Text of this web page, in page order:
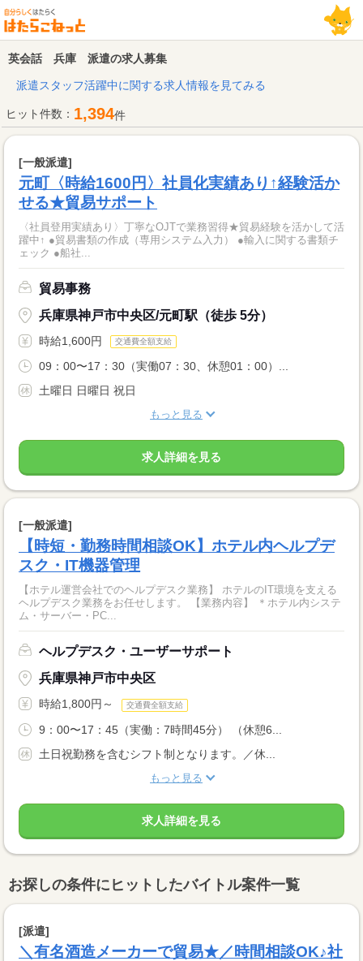
英会話 兵庫 派遣の求人募集
派遣スタッフ活躍中に関する求人情報を見てみる
ヒット件数： 1,394件
[一般派遣]
元町〈時給1600円〉社員化実績あり↑経験活か
せる★貿易サポート
〈社員登用実績あり〉丁寧なOJTで業務習得★貿易経験を活かして活
躍中↑ ●貿易書類の作成（専用システム入力） ●輸入に関する書類チ
ェック ●船社...
貿易事務
兵庫県神戸市中央区/元町駅（徒歩 5分）
時給1,600円 交通費全額支給
09：00〜17：30（実働07：30、休憩01：00）...
土曜日 日曜日 祝日
もっと見る
求人詳細を見る
[一般派遣]
【時短・勤務時間相談OK】ホテル内ヘルプデ
スク・IT機器管理
【ホテル運営会社でのヘルプデスク業務】 ホテルのIT環境を支える
ヘルプデスク業務をお任せします。 【業務内容】 ＊ホテル内システ
ム・サーバー・PC...
ヘルプデスク・ユーザーサポート
兵庫県神戸市中央区
時給1,800円～ 交通費全額支給
9：00〜17：45（実働：7時間45分） （休憩6...
土日祝勤務を含むシフト制となります。／休...
もっと見る
求人詳細を見る
お探しの条件にヒットしたバイトル案件一覧
[派遣]
＼有名酒造メーカーで貿易★／時間相談OK♪社